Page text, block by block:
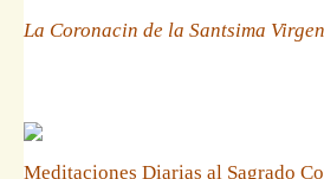
La Coronacin de la Santsima
Meditaciones Diarias al Sagrado